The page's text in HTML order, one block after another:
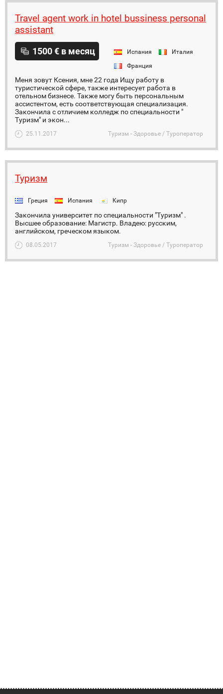
Travel agent work in hotel bussiness personal
assistant
1500 € в месяц Испания
Италия
Франция
Меня зовут Ксения, мне 22 года Ищу работу в
туристической сфере, также интересует работа в
отельном бизнесе. Также могу быть персональным
ассистентом, есть соответствующая специализация.
Закончила с отличием колледж по специальности "
Туризм" и экон...
25.11.2017 Туризм - Здоровье / Туроператор
Туризм
Греция Испания Кипр
Закончила университет по специальности "Туризм" .
Высшее образование: Магистр. Владею: русским,
английском, греческом языком.
08.05.2017 Туризм - Здоровье / Туроператор